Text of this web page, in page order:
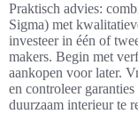
Praktisch advies:
Sigma) met
investeer in één of
makers. Begin met
aankopen voor later.
en controleer
duurzaam interieur te